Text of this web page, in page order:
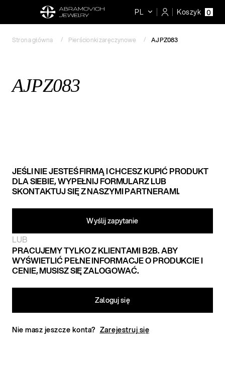
PL Koszyk 0
Strona główna Pierścionki zaręczynowe AJPZ083
AJPZ083
JEŚLI NIE JESTEŚ FIRMĄ I CHCESZ KUPIĆ PRODUKT
DLA SIEBIE, WYPEŁNIJ FORMULARZ LUB
SKONTAKTUJ SIĘ Z NASZYMI PARTNERAMI.
Wyślij zapytanie​
LUB
PRACUJEMY TYLKO Z KLIENTAMI B2B. ABY
WYŚWIETLIĆ PEŁNE INFORMACJE O PRODUKCIE I
CENIE, MUSISZ SIĘ ZALOGOWAĆ.
Zaloguj się
Nie masz jeszcze konta? Zarejestruj się